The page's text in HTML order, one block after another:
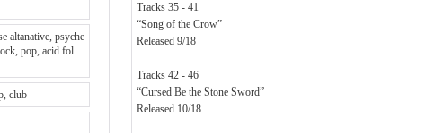
altanative, psyche
pop, acid fol
club
Tracks 35 - 41
“Song of the Crow”
Released 9/18
Tracks 42 - 46
“Cursed Be the Stone Sword”
Released 10/18